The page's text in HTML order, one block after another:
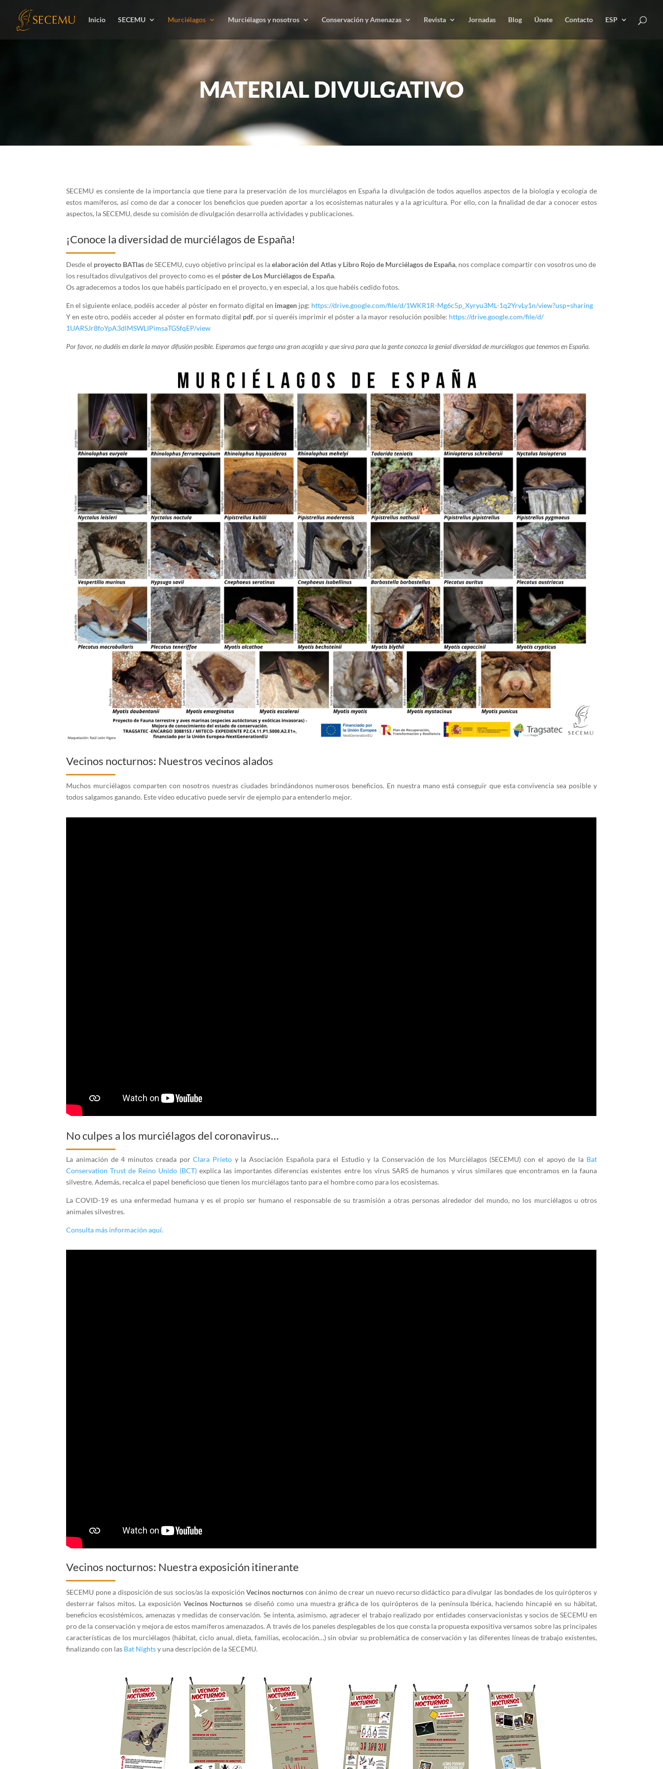
Inicio SECEMU Murciélagos Murciélagos y nosotros Conservación y Amenazas Revista Jornadas Blog Únete Contacto ESP
MATERIAL DIVULGATIVO
SECEMU es consiente de la importancia que tiene para la preservación de los murciélagos en España la divulgación de todos aquellos aspectos de la biología y ecología de
estos mamíferos, así como de dar a conocer los beneficios que pueden aportar a los ecosistemas naturales y a la agricultura. Por ello, con la finalidad de dar a conocer estos
aspectos, la SECEMU, desde su comisión de divulgación desarrolla actividades y publicaciones.
¡Conoce la diversidad de murciélagos de España!
Desde el proyecto BATlas de SECEMU, cuyo objetivo principal es la elaboración del Atlas y Libro Rojo de Murciélagos de España, nos complace compartir con vosotros uno de
los resultados divulgativos del proyecto como es el póster de Los Murciélagos de España.
Os agradecemos a todos los que habéis participado en el proyecto, y en especial, a los que habéis cedido fotos.
En el siguiente enlace, podéis acceder al póster en formato digital en imagen jpg: https://drive.google.com/file/d/1WKR1R-Mg6c5p_Xyryu3ML-1q2YrvLy1n/view?usp=sharing
Y en este otro, podéis acceder al póster en formato digital pdf, por si queréis imprimir el póster a la mayor resolución posible: https://drive.google.com/file/d/
1UARSJr8foYpA3dlMSWLIPimsaTGSfqEP/view
Por favor, no dudéis en darle la mayor difusión posible. Esperamos que tenga una gran acogida y que sirva para que la gente conozca la genial diversidad de murciélagos que tenemos en España.
Vecinos nocturnos: Nuestros vecinos alados
Muchos murciélagos comparten con nosotros nuestras ciudades brindándonos numerosos beneficios. En nuestra mano está conseguir que esta convivencia sea posible y
todos salgamos ganando. Este vídeo educativo puede servir de ejemplo para entenderlo mejor.
No culpes a los murciélagos del coronavirus…
La animación de 4 minutos creada porClara Prietoy la Asociación Española para el Estudio y la Conservación de los Murciélagos (SECEMU) con el apoyo de la Bat
Conservation Trust de Reino Unido (BCT) explica las importantes diferencias existentes entre los virus SARS de humanos y virus similares que encontramos en la fauna
silvestre. Además, recalca el papel beneficioso que tienen los murciélagos tanto para el hombre como para los ecosistemas.
La COVID-19 es una enfermedad humana y es el propio ser humano el responsable de su trasmisión a otras personas alrededor del mundo, no los murciélagos u otros
animales silvestres.
Consulta más información aquí.
Vecinos nocturnos: Nuestra exposición itinerante
SECEMU pone a disposición de sus socios/as la exposición Vecinos nocturnos con ánimo de crear un nuevo recurso didáctico para divulgar las bondades de los quirópteros y
desterrar falsos mitos. La exposición Vecinos Nocturnos se diseñó como una muestra gráfica de los quirópteros de la península Ibérica, haciendo hincapié en su hábitat,
beneficios ecosistémicos, amenazas y medidas de conservación. Se intenta, asimismo, agradecer el trabajo realizado por entidades conservacionistas y socios de SECEMU en
pro de la conservación y mejora de estos mamíferos amenazados. A través de los paneles desplegables de los que consta la propuesta expositiva versamos sobre las principales
características de los murciélagos (hábitat, ciclo anual, dieta, familias, ecolocación…) sin obviar su problemática de conservación y las diferentes líneas de trabajo existentes,
finalizando con las Bat Nightsy una descripción de la SECEMU.